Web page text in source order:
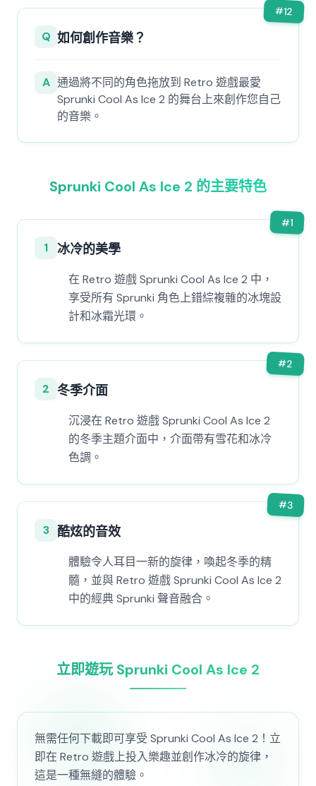
#12
Q 如何創作音樂？
A 通過將不同的角色拖放到 Retro 遊戲最愛
Sprunki Cool As Ice 2 的舞台上來創作您自己
的音樂。
Sprunki Cool As Ice 2 的主要特色
#1
1 冰冷的美學
在 Retro 遊戲 Sprunki Cool As Ice 2 中，
享受所有 Sprunki 角色上錯綜複雜的冰塊設
計和冰霜光環。
#2
2 冬季介面
沉浸在 Retro 遊戲 Sprunki Cool As Ice 2
的冬季主題介面中，介面帶有雪花和冰冷
色調。
#3
3 酷炫的音效
體驗令人耳目一新的旋律，喚起冬季的精
髓，並與 Retro 遊戲 Sprunki Cool As Ice 2
中的經典 Sprunki 聲音融合。
立即遊玩 Sprunki Cool As Ice 2
無需任何下載即可享受 Sprunki Cool As Ice 2！立
即在 Retro 遊戲上投入樂趣並創作冰冷的旋律，
這是一種無縫的體驗。